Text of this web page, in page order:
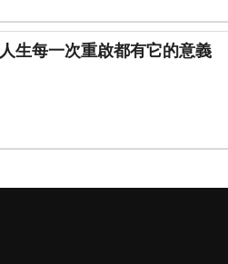
事業起了又落、趴了再爬 全球威粒 陳登楓、黃莉羚 人生每一次重啟都有它的意義